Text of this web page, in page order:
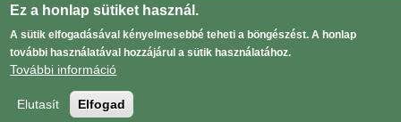
Lábléc
menü
User
Bejelentkezés
Ez a honlap sütiket használ.
A sütik elfogadásával kényelmesebbé teheti a böngészést. A honlap
további használatával hozzájárul a sütik használatához.
További információ
Elutasít Elfogad